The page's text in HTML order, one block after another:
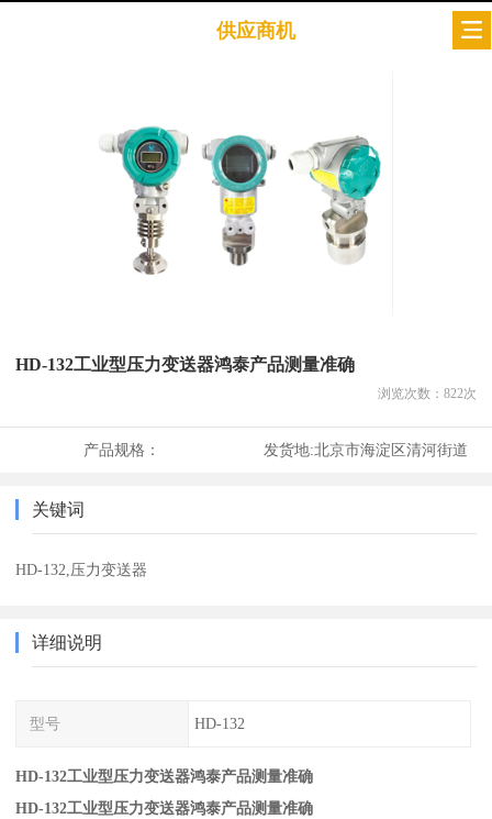
供应商机
HD-132工业型压力变送器鸿泰产品测量准确
浏览次数： 822次
产品规格： 发货地:北京市海淀区清河街道
关键词
HD-132,压力变送器
详细说明
型号 HD-132
HD-132工业型压力变送器鸿泰产品测量准确
HD-132工业型压力变送器鸿泰产品测量准确